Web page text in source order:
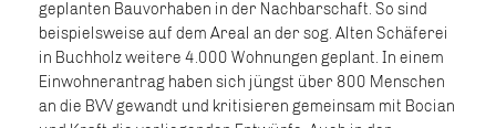
geplanten Bauvorhaben in der Nachbarschaft. So sind
beispielsweise auf dem Areal an der sog. Alten Schäferei
in Buchholz weitere 4.000 Wohnungen geplant. In einem
Einwohnerantrag haben sich jüngst über 800 Menschen
an die BVV gewandt und kritisieren gemeinsam mit Bocian